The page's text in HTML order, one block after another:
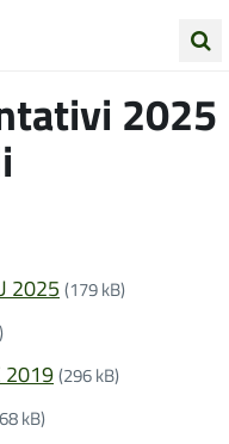
Vivi Albinea 2025
2025 (179 kB)
2019(296 kB)
kB)